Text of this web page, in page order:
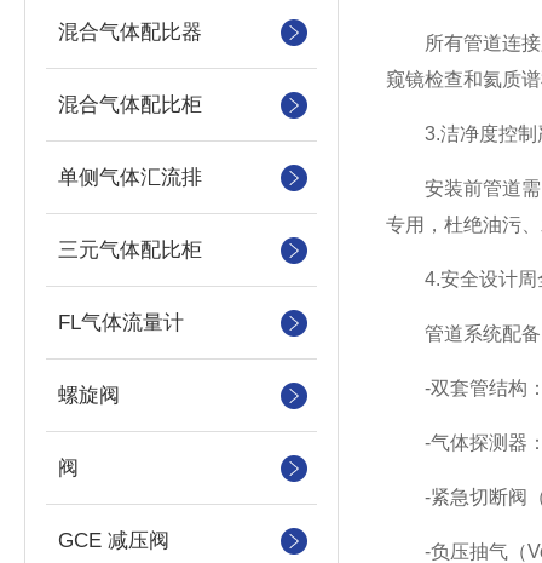
混合气体配比器
混合气体配比柜
单侧气体汇流排
三元气体配比柜
FL气体流量计
螺旋阀
阀
GCE 减压阀
所有管道连接必
窥镜检查和氦质
3.洁净度控制
安装前管道需经
专用，杜绝油污
4.安全设计周
管道系统配备
-双套管结构：
-气体探测器：
-紧急切断阀（
-负压抽气（